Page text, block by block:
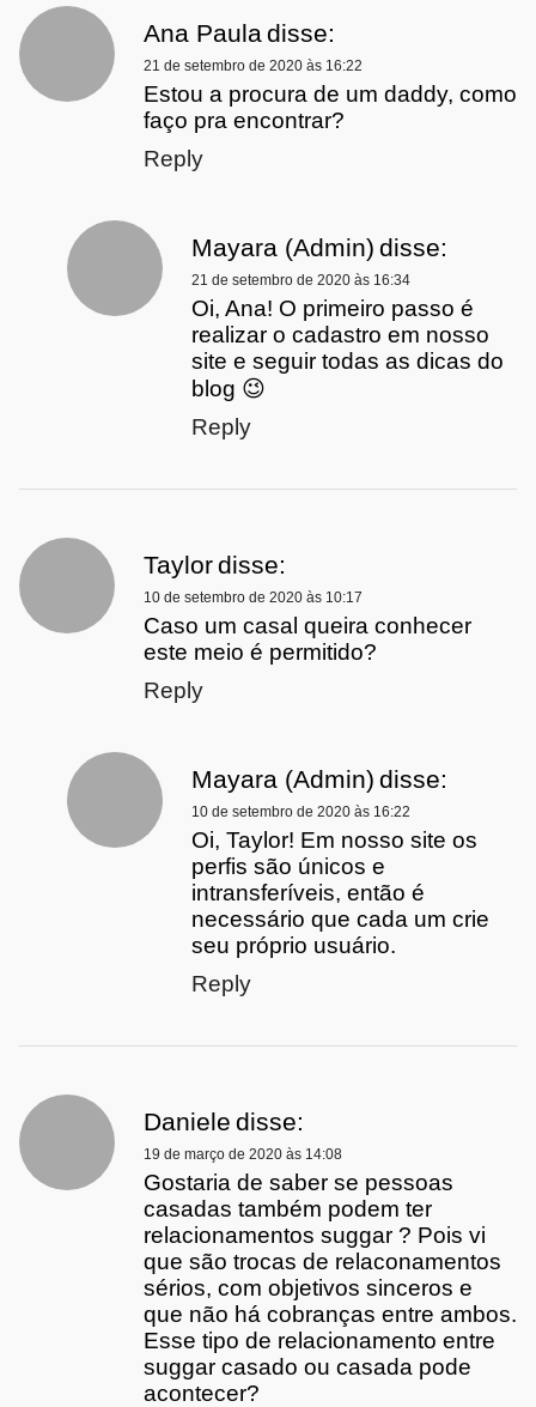
Ana Pauladisse:
21 de setembro de 2020 às 16:22
Estou a procura de um daddy, como
faço pra encontrar?
Reply
Mayara (Admin) disse:
21 de setembro de 2020 às 16:34
Oi, Ana! O primeiro passo é
realizar o cadastro em nosso
site e seguir todas as dicas do
blog 😉
Reply
Taylordisse:
10 de setembro de 2020 às 10:17
Caso um casal queira conhecer
este meio é permitido?
Reply
Mayara (Admin) disse:
10 de setembro de 2020 às 16:22
Oi, Taylor! Em nosso site os
perfis são únicos e
intransferíveis, então é
necessário que cada um crie
seu próprio usuário.
Reply
Daniele disse:
19 de março de 2020 às 14:08
Gostaria de saber se pessoas
casadas também podem ter
relacionamentos suggar ? Pois vi
que são trocas de relaconamentos
sérios, com objetivos sinceros e
que não há cobranças entre ambos.
Esse tipo de relacionamento entre
suggar casado ou casada pode
acontecer?